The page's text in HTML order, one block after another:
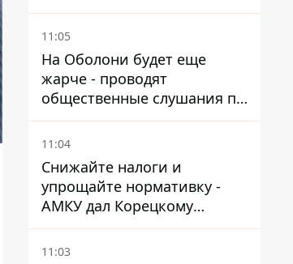
11:05
На Оболони будет еще
жарче - проводят
общественные слушания по
поводу храма УГКЦ на
Северной
11:04
Снижайте налоги и
упрощайте нормативку -
АМКУ дал Корецкому
советы по снижению цен на
топливо
11:03